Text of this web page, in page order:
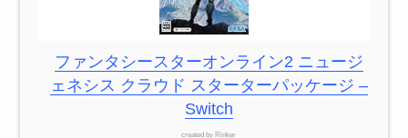
ファンタシースターオンライン2 ニュージ
ェネシス クラウド スターターパッケージ –
Switch
created by Rinker